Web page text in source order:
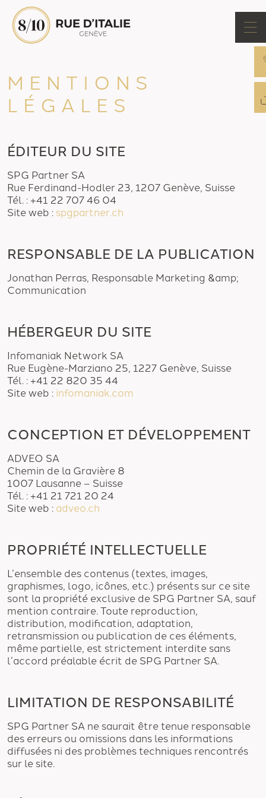
MENTIONS
LÉGALES
ÉDITEUR DU SITE
SPG Partner SA
Rue Ferdinand-Hodler 23, 1207 Genève, Suisse
Tél. : +41 22 707 46 04
Site web : spgpartner.ch
RESPONSABLE DE LA PUBLICATION
Jonathan Perras, Responsable Marketing &amp;
Communication
HÉBERGEUR DU SITE
Infomaniak Network SA
Rue Eugène-Marziano 25, 1227 Genève, Suisse
Tél. : +41 22 820 35 44
Site web : infomaniak.com
CONCEPTION ET DÉVELOPPEMENT
ADVEO SA
Chemin de la Gravière 8
1007 Lausanne – Suisse
Tél. : +41 21 721 20 24
Site web : adveo.ch
PROPRIÉTÉ INTELLECTUELLE
L’ensemble des contenus (textes, images,
graphismes, logo, icônes, etc.) présents sur ce site
sont la propriété exclusive de SPG Partner SA, sauf
mention contraire. Toute reproduction,
distribution, modification, adaptation,
retransmission ou publication de ces éléments,
même partielle, est strictement interdite sans
l’accord préalable écrit de SPG Partner SA.
LIMITATION DE RESPONSABILITÉ
SPG Partner SA ne saurait être tenue responsable
des erreurs ou omissions dans les informations
diffusées ni des problèmes techniques rencontrés
sur le site.